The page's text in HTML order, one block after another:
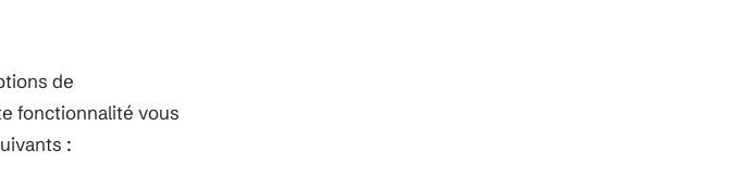
de
fonctionnalité vous
: